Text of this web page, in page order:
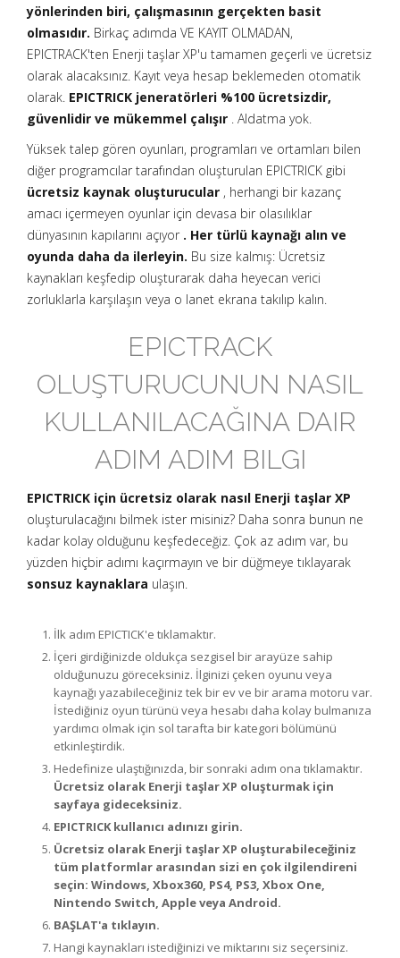
yönlerinden biri, çalışmasının gerçekten basit
olmasıdır. Birkaç adımda VE KAYIT OLMADAN,
EPICTRACK'ten Enerji taşlar XP'u tamamen geçerli ve ücretsiz
olarak alacaksınız. Kayıt veya hesap beklemeden otomatik
olarak. EPICTRICK jeneratörleri %100 ücretsizdir,
güvenlidir ve mükemmel çalışır . Aldatma yok.
Yüksek talep gören oyunları, programları ve ortamları bilen
diğer programcılar tarafından oluşturulan EPICTRICK gibi
ücretsiz kaynak oluşturucular , herhangi bir kazanç
amacı içermeyen oyunlar için devasa bir olasılıklar
dünyasının kapılarını açıyor . Her türlü kaynağı alın ve
oyunda daha da ilerleyin. Bu size kalmış: Ücretsiz
kaynakları keşfedip oluşturarak daha heyecan verici
zorluklarla karşılaşın veya o lanet ekrana takılıp kalın.
EPICTRACK
OLUŞTURUCUNUN NASIL
KULLANILACAĞINA DAIR
ADIM ADIM BILGI
EPICTRICK için ücretsiz olarak nasıl Enerji taşlar XP
oluşturulacağını bilmek ister misiniz? Daha sonra bunun ne
kadar kolay olduğunu keşfedeceğiz. Çok az adım var, bu
yüzden hiçbir adımı kaçırmayın ve bir düğmeye tıklayarak
sonsuz kaynaklara ulaşın.
İlk adım EPICTICK'e tıklamaktır.
İçeri girdiğinizde oldukça sezgisel bir arayüze sahip
olduğunuzu göreceksiniz. İlginizi çeken oyunu veya
kaynağı yazabileceğiniz tek bir ev ve bir arama motoru var.
İstediğiniz oyun türünü veya hesabı daha kolay bulmanıza
yardımcı olmak için sol tarafta bir kategori bölümünü
etkinleştirdik.
Hedefinize ulaştığınızda, bir sonraki adım ona tıklamaktır.
Ücretsiz olarak Enerji taşlar XP oluşturmak için
sayfaya gideceksiniz.
EPICTRICK kullanıcı adınızı girin.
Ücretsiz olarak Enerji taşlar XP oluşturabileceğiniz
tüm platformlar arasından sizi en çok ilgilendireni
seçin: Windows, Xbox360, PS4, PS3, Xbox One,
Nintendo Switch, Apple veya Android.
BAŞLAT'a tıklayın.
Hangi kaynakları istediğinizi ve miktarını siz seçersiniz.